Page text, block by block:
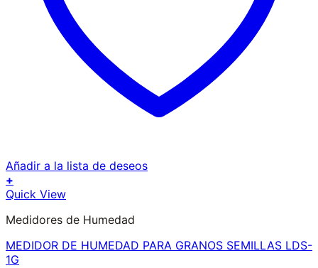
Añadir a la lista de deseos
+
Quick View
Medidores de Humedad
MEDIDOR DE HUMEDAD PARA GRANOS SEMILLAS LDS-
1G